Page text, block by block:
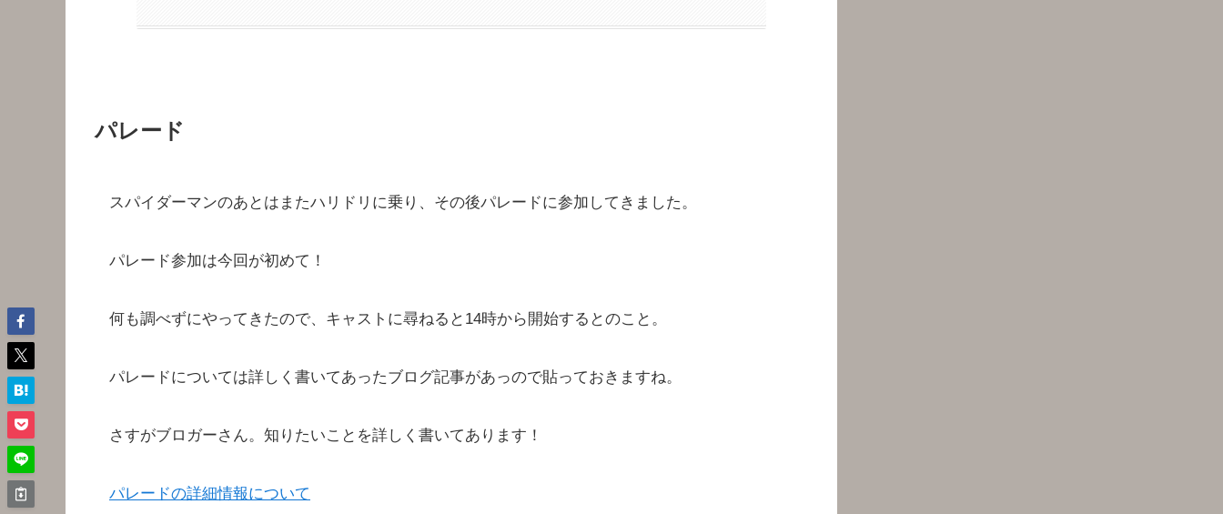
パレード
スパイダーマンのあとはまたハリドリに乗り、その後パレードに参加してきました。
パレード参加は今回が初めて！
何も調べずにやってきたので、キャストに尋ねると14時から開始するとのこと。
パレードについては詳しく書いてあったブログ記事があっので貼っておきますね。
さすがブロガーさん。知りたいことを詳しく書いてあります！
パレードの詳細情報について